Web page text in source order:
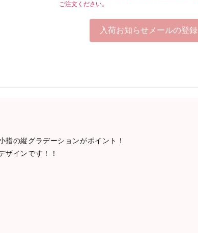
ご注文ください。
入荷お知らせメールの登録
の縦グラデーションがポイント！
ザインです！！